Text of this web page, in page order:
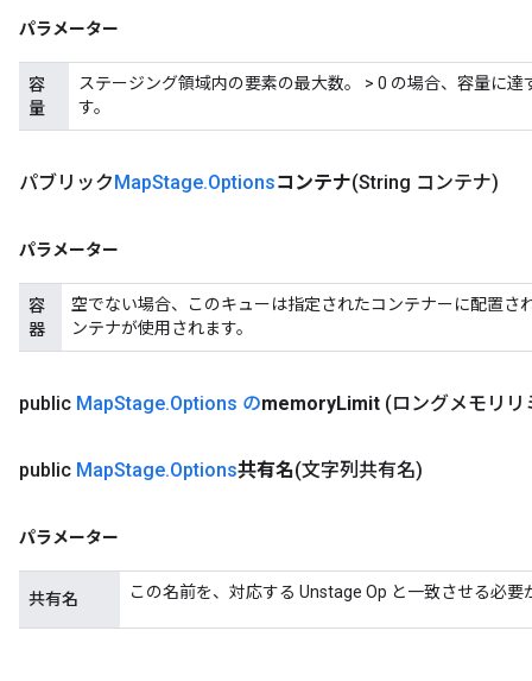
パラメーター
容
量
ステージング領域内の要素の最大数。 > 0 の場合、容量に
す。
パブリックMapStage.Optionsコンテナ(String コンテナ)
パラメーター
容
器
空でない場合、このキューは指定されたコンテナーに配置さ
ンテナが使用されます。
public MapStage.Options のmemoryLimit (ロングメモリリ
public MapStage.Options共有名(文字列共有名)
パラメーター
共有名 この名前を、対応する Unstage Op と一致させる必要